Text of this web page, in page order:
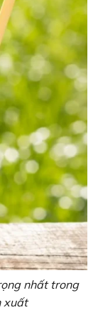
nhất trong
xuất